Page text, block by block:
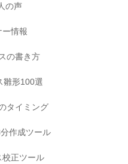
の声
ー情報
の書き方
雛形100選
タイミング
作成ツール
校正ツール